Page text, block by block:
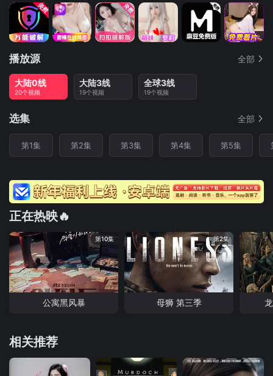
播放源 全部
大陆0线
20个视频
大陆3线
19个视频
全球3线
19个视频
选集 全部
第1集 第2集 第3集 第4集 第5集
正在热映🔥
第10集
公寓黑风暴
第2集
母狮 第三季
相关推荐